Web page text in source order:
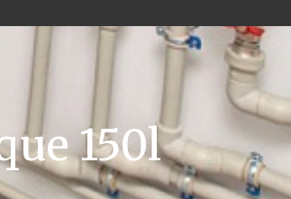
150l